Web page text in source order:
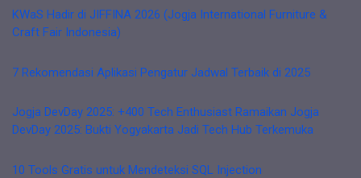
KWaS Hadir di JIFFINA 2026 (Jogja International Furniture &
Craft Fair Indonesia)
7 Rekomendasi Aplikasi Pengatur Jadwal Terbaik di 2025
Jogja DevDay 2025: +400 Tech Enthusiast Ramaikan Jogja
DevDay 2025: Bukti Yogyakarta Jadi Tech Hub Terkemuka
10 Tools Gratis untuk Mendeteksi SQL Injection